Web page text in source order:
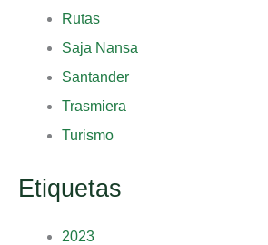
Rutas
Saja Nansa
Santander
Trasmiera
Turismo
Etiquetas
2023